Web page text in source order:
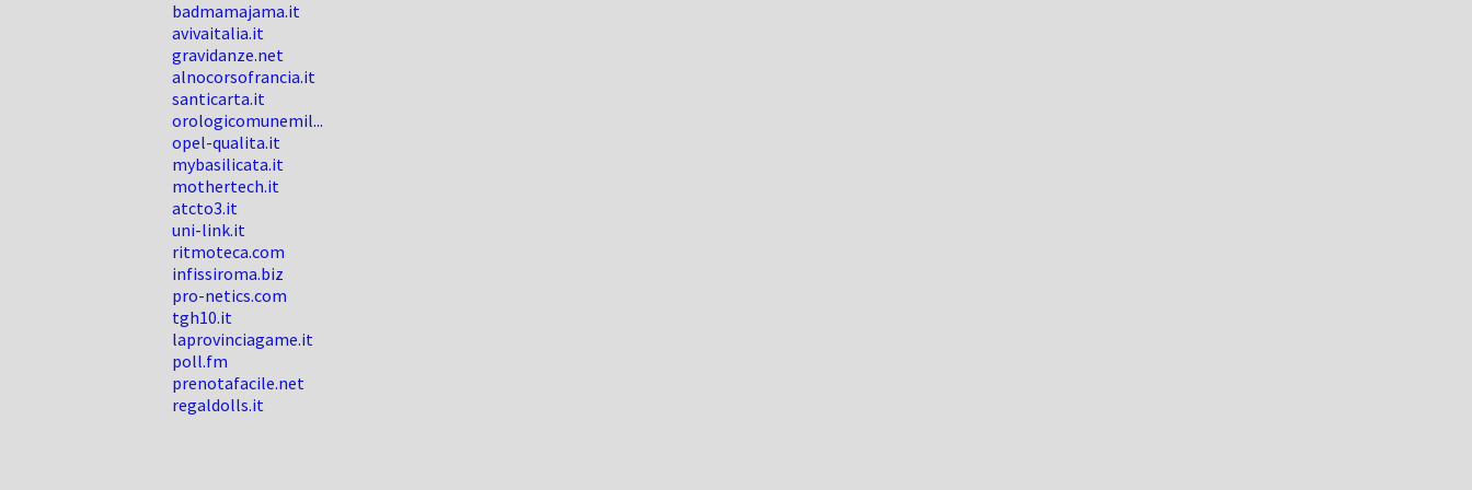
badmamajama.it
avivaitalia.it
gravidanze.net
alnocorsofrancia.it
santicarta.it
orologicomunemil...
opel-qualita.it
mybasilicata.it
mothertech.it
atcto3.it
uni-link.it
ritmoteca.com
infissiroma.biz
pro-netics.com
tgh10.it
laprovinciagame.it
poll.fm
prenotafacile.net
regaldolls.it